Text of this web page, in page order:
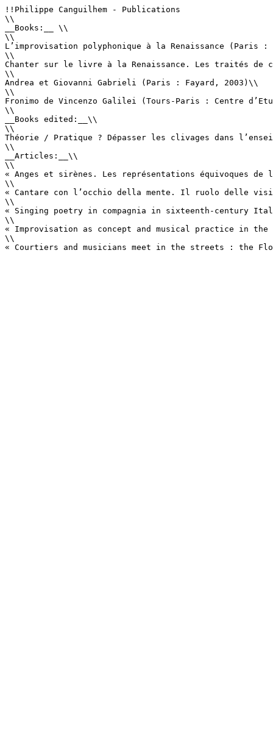
!!Philippe Canguilhem - Publications
\\
__Books:__ \\
\\
L’improvisation polyphonique à la Renaissance (Paris
\\
Chanter sur le livre à la Renaissance. Les traités de
\\
Andrea et Giovanni Gabrieli (Paris : Fayard, 2003)\\
\\
Fronimo de Vincenzo Galilei (Tours-Paris : Centre
\\
__Books edited:__\\
\\
Théorie / Pratique ? Dépasser les clivages dans
\\
__Articles:__\\
\\
« Anges et sirènes. Les représentations équivoques
\\
« Cantare con l’occhio della mente. Il ruolo delle
\\
« Singing poetry in compagnia in sixteenth-century
\\
« Improvisation as concept and musical practice in the
\\
« Courtiers and musicians meet in the streets : the